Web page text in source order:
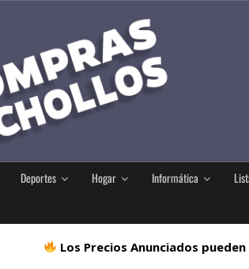
Deportes Hogar Informática
Los Precios Anunciados